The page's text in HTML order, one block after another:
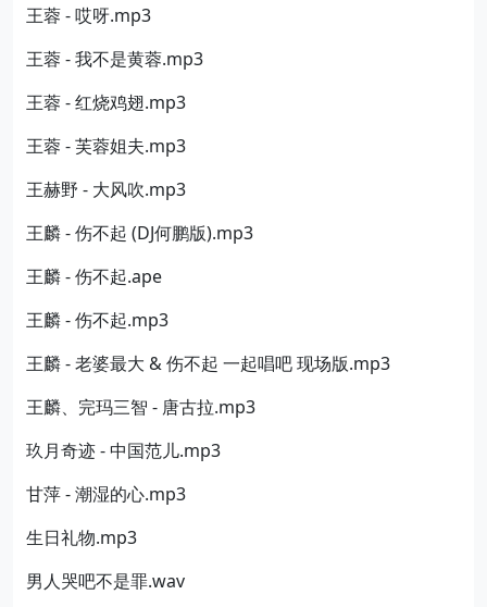
王蓉 - 哎呀.mp3
王蓉 - 我不是黄蓉.mp3
王蓉 - 红烧鸡翅.mp3
王蓉 - 芙蓉姐夫.mp3
王赫野 - 大风吹.mp3
王麟 - 伤不起 (DJ何鹏版).mp3
王麟 - 伤不起.ape
王麟 - 伤不起.mp3
王麟 - 老婆最大 & 伤不起 一起唱吧 现场版.mp3
王麟、完玛三智 - 唐古拉.mp3
玖月奇迹 - 中国范儿.mp3
甘萍 - 潮湿的心.mp3
生日礼物.mp3
男人哭吧不是罪.wav